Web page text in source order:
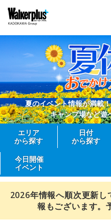
夏のイベント情報が満載
キャンプ場など遊
エリア
から探す
日付
から探す
今日開催
イベント
2026年情報へ順次更新
報もございます。